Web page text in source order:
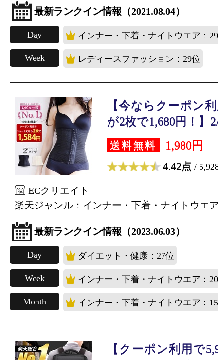
最新ランクイン情報（2021.08.04）
Day インナー・下着・ナイトウエア：
Week レディースファッション：29位
【今ならクーポン
が2枚で1,680円！】
送料無料 1,980円
4.42点 /
ECクリエイト
楽天ジャンル：インナー・下着・ナイトウエ
最新ランクイン情報（2023.06.03）
Day ダイエット・健康：27位
Week インナー・下着・ナイトウエア：
Month インナー・下着・ナイトウエア：
【クーポン利用で